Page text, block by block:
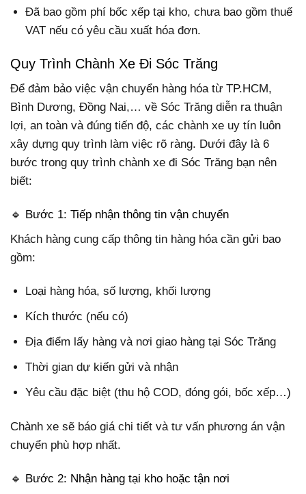
Đã bao gồm phí bốc xếp tại kho, chưa bao gồm thuế
VAT nếu có yêu cầu xuất hóa đơn.
Quy Trình Chành Xe Đi Sóc Trăng
Để đảm bảo việc vận chuyển hàng hóa từ TP.HCM,
Bình Dương, Đồng Nai,… về Sóc Trăng diễn ra thuận
lợi, an toàn và đúng tiến độ, các chành xe uy tín luôn
xây dựng quy trình làm việc rõ ràng. Dưới đây là 6
bước trong quy trình chành xe đi Sóc Trăng bạn nên
biết:
🔹 Bước 1: Tiếp nhận thông tin vận chuyển
Khách hàng cung cấp thông tin hàng hóa cần gửi bao
gồm:
Loại hàng hóa, số lượng, khối lượng
Kích thước (nếu có)
Địa điểm lấy hàng và nơi giao hàng tại Sóc Trăng
Thời gian dự kiến gửi và nhận
Yêu cầu đặc biệt (thu hộ COD, đóng gói, bốc xếp…)
Chành xe sẽ báo giá chi tiết và tư vấn phương án vận
chuyển phù hợp nhất.
🔹 Bước 2: Nhận hàng tại kho hoặc tận nơi